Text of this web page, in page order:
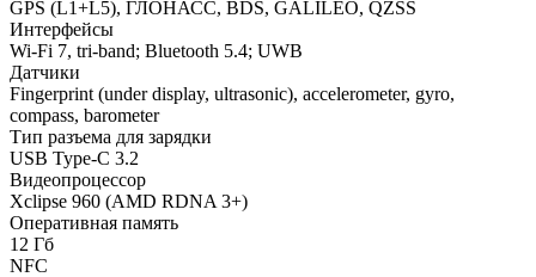
GPS (L1+L5), ГЛОНАСС, BDS, GALILEO, QZSS
Интерфейсы
Wi-Fi 7, tri-band; Bluetooth 5.4; UWB
Датчики
Fingerprint (under display, ultrasonic), accelerometer, gyro,
compass, barometer
Тип разъема для зарядки
USB Type-C 3.2
Видеопроцессор
Xclipse 960 (AMD RDNA 3+)
Оперативная память
12 Гб
NFC